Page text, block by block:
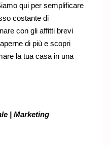
qui per semplificare
costante di
con gli affitti brevi
di più e scopri
la tua casa in una
| Marketing